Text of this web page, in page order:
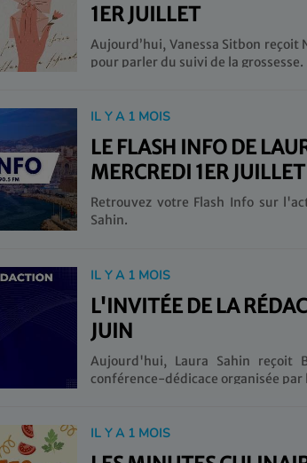
1ER JUILLET
Aujourd’hui, Vanessa Sitbon reçoit Naomie
IL Y A 1 MOIS
LE FLASH INFO DE
MERCREDI 1ER JUILLET
Retrouvez votre Flash Info sur
Sahin.
IL Y A 1 MOIS
L'INVITÉE DE LA
JUIN
Aujourd'hui, Laura Sahin reçoit
conférence-dédicace organisée par
IL Y A 1 MOIS